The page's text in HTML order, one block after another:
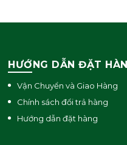
HƯỚNG DẪN ĐẶT
Vận Chuyển và Giao Hàng
Chính sách đổi trả hàng
Hướng dẫn đặt hàng